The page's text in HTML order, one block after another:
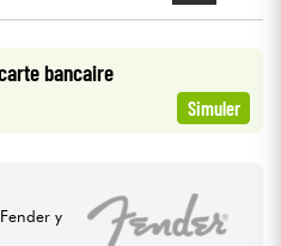
bancaire
Simuler
y